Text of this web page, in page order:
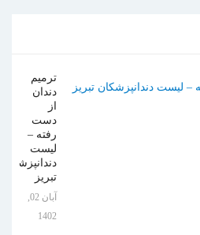
ترمیم
دندان
از
دست
رفته –
لیست
دندانپزشکان
تبریز
آبان 02,
1402